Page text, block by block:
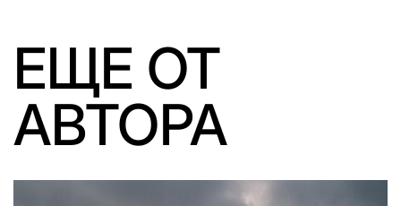
ЕЩЕ ОТ
АВТОРА